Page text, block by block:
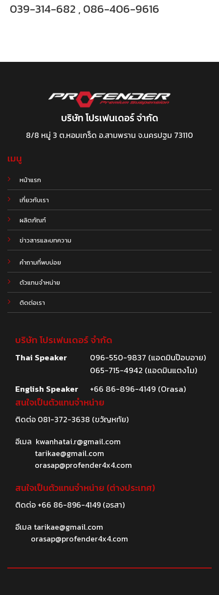
039-314-682 , 086-406-9616
บริษัท โปรเฟนเดอร์ จำกัด
8/8 หมู่ 3 ต.หอมเกร็ด อ.สามพราน จ.นครปฐม 73110
เมนู
หน้าแรก
เกี่ยวกับเรา
ผลิตภัณฑ์
ข่าวสารและบทความ
.
คำถามที่พบบ่อย
ตัวแทนจำหน่าย
ติดต่อเรา
บริษัท โปรเฟนเดอร์ จำกัด
Thai Speaker
096-550-9837 (แอดมินป๊อบอาย)
065-715-4942 (แอดมินแตงโม)
English Speaker
+66 86-896-4149 (Orasa)
สนใจเป็นตัวแทนจำหน่าย
ติดต่อ 081-372-3638 (ขวัญหทัย)
อีเมล kwanhatai.r@gmail.com
tarikae@gmail.com
orasap@profender4x4.com
สนใจเป็นตัวแทนจำหน่าย (ต่างประเทศ)
ติดต่อ +66 86-896-4149(อรสา)
อีเมล tarikae@gmail.com
orasap@profender4x4.com